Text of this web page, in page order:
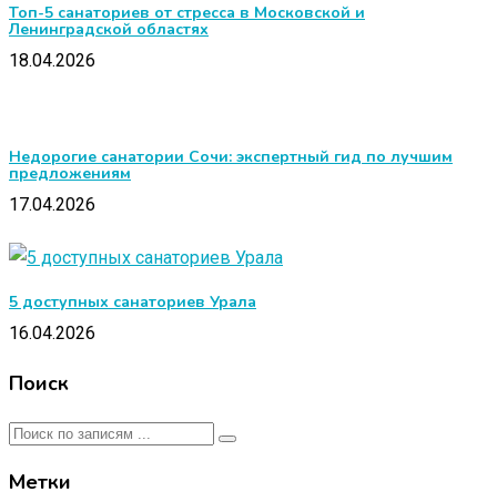
Топ-5 санаториев от стресса в Московской и
Ленинградской областях
18.04.2026
Недорогие санатории Сочи: экспертный гид по лучшим
предложениям
17.04.2026
5 доступных санаториев Урала
16.04.2026
Поиск
Метки